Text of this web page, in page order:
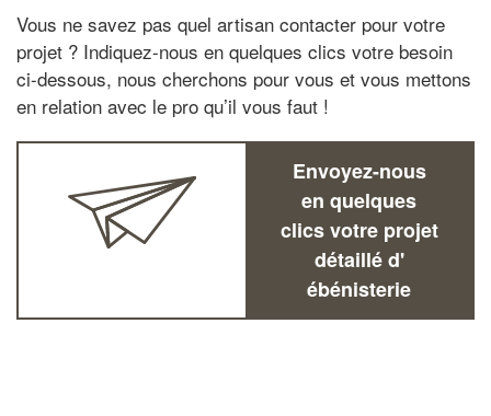
Vous ne savez pas quel artisan contacter pour votre
projet ? Indiquez-nous en quelques clics votre besoin
ci-dessous, nous cherchons pour vous et vous mettons
en relation avec le pro qu’il vous faut !
Envoyez-nous
en quelques
clics votre projet
détaillé d'
ébénisterie